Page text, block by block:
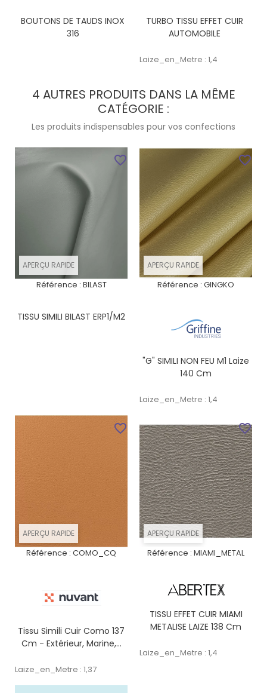
BOUTONS DE TAUDS INOX
316
TURBO TISSU EFFET CUIR
AUTOMOBILE
Laize_en_Metre : 1,4
4 AUTRES PRODUITS DANS LA MÊME
CATÉGORIE :
Les produits indispensables pour vos confections
APERÇU RAPIDE
Référence : BILAST
TISSU SIMILI BILAST ERP1/M2
favorite_border
APERÇU RAPIDE
Référence : GINGKO
"G" SIMILI NON FEU M1 Laize
140 Cm
Laize_en_Metre : 1,4
favorite_border
APERÇU RAPIDE
Référence : COMO_CQ
Tissu Simili Cuir Como 137
Cm - Extérieur, Marine,...
Laize_en_Metre : 1,37
favorite_border
APERÇU RAPIDE
Référence : MIAMI_METAL
TISSU EFFET CUIR MIAMI
METALISE LAIZE 138 Cm
Laize_en_Metre : 1,4
favorite_border